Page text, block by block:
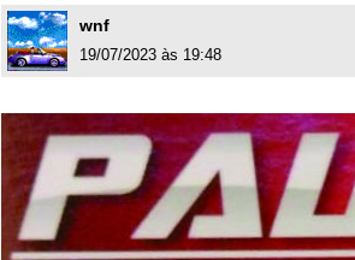
wnf
19/07/2023 às 19:48